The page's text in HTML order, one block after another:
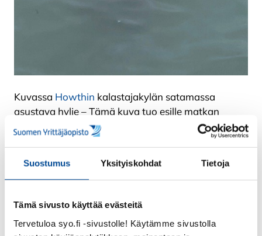
Suostumus Yksityiskohdat Tietoja
Tämä sivusto käyttää evästeitä
Tervetuloa syo.fi -sivustolle! Käytämme sivustolla
Kuvassa Howthin kalastajakylän satamassa
asustava hylje – Tämä kuva tuo esille matkan
vapaa-ajan elämykset ja Irlannin luonnon
erityispiirteet.
Irlannin historia ja kulttuuri
Vapaa-ajalla ohjelmaan kuului vierailuja mm. EPIC
The Irish Emigration Museumissa, joka tarjosi silmiä